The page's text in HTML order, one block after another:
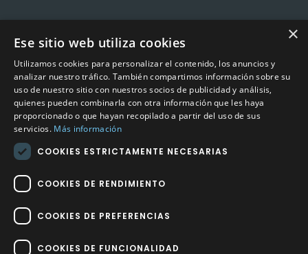
CONTACTO
Calle Méndez Núñez nº3 – Fuente Palmera 14120 Córdoba
Teléfono957 04 96 57
Emailinfo@factory-sport.es
HORARIO COMERCIAL
Lunes a viernes
10:00 a 14:00 / 18:00 a 21:00
×
Ese sitio web utiliza cookies
Utilizamos cookies para personalizar el contenido, los anuncios y
analizar nuestro tráfico. También compartimos información sobre su
uso de nuestro sitio con nuestros socios de publicidad y análisis,
quienes pueden combinarla con otra información que les haya
proporcionado o que hayan recopilado a partir del uso de sus
servicios. Más información
COOKIES ESTRICTAMENTE NECESARIAS
COOKIES DE RENDIMIENTO
COOKIES DE PREFERENCIAS
COOKIES DE FUNCIONALIDAD